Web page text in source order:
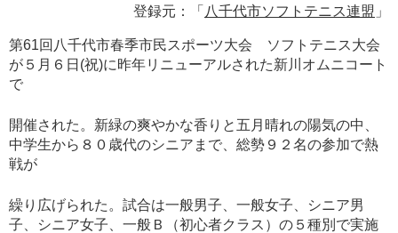
登録元：「 八千代市ソフトテニス連盟 」
第61回八千代市春季市民スポーツ大会 ソフトテニス大会
が５月６日(祝)に昨年リニューアルされた新川オムニコート
で
開催された。新緑の爽やかな香りと五月晴れの陽気の中、
中学生から８０歳代のシニアまで、総勢９２名の参加で熱
戦が
繰り広げられた。試合は一般男子、一般女子、シニア男
子、シニア女子、一般Ｂ（初心者クラス）の５種別で実施